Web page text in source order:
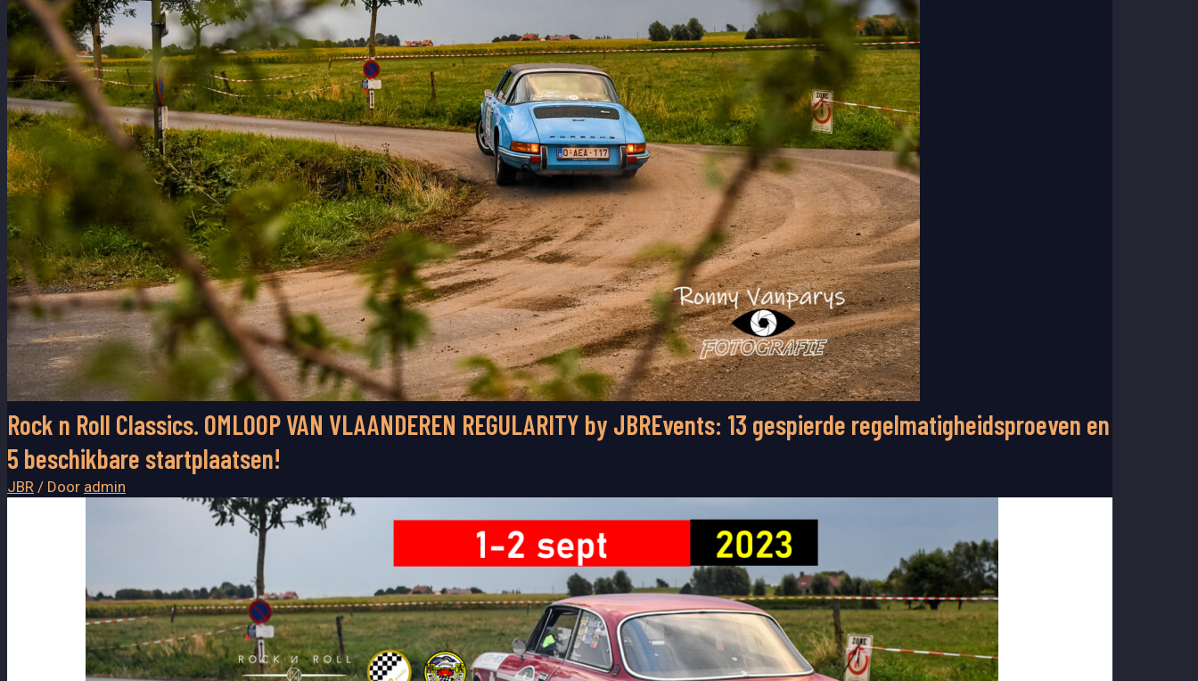
Rock n Roll Classics. OMLOOP VAN VLAANDEREN REGULARITY by JBREvents: 13 gespierde regelmatigheidsproeven en
5 beschikbare startplaatsen!
JBR / Door admin